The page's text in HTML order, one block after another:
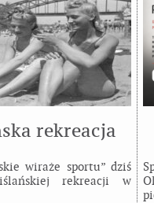
rekreacja
wiraże sportu” dziś
rekreacji w